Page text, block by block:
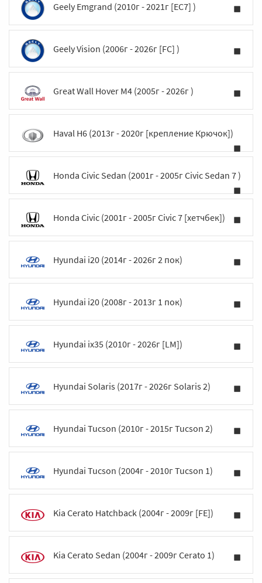
Geely Emgrand (2010г - 2021г [EC7] )
Geely Vision (2006г - 2026г [FC] )
Great Wall Hover M4 (2005г - 2026г )
Haval H6 (2013г - 2020г [крепление Крючок])
Honda Civic Sedan (2001г - 2005г Civic Sedan 7 )
Honda Civic (2001г - 2005г Civic 7 [хетчбек])
Hyundai i20 (2014г - 2026г 2 пок)
Hyundai i20 (2008г - 2013г 1 пок)
Hyundai ix35 (2010г - 2026г [LM])
Hyundai Solaris (2017г - 2026г Solaris 2)
Hyundai Tucson (2010г - 2015г Tucson 2)
Hyundai Tucson (2004г - 2010г Tucson 1)
Kia Cerato Hatchback (2004г - 2009г [FE])
Kia Cerato Sedan (2004г - 2009г Cerato 1)